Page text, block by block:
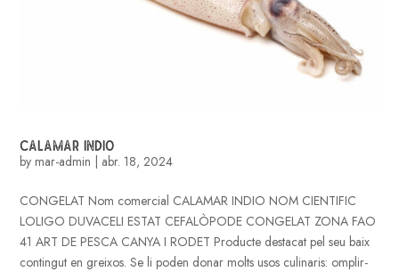
CALAMAR INDIO
bymar-admin | abr. 18, 2024
CONGELAT Nom comercial CALAMAR INDIO NOM CIENTIFIC
LOLIGO DUVACELI ESTAT CEFALÒPODE CONGELAT ZONA FAO
41 ART DE PESCA CANYA I RODET Producte destacat pel seu baix
contingut en greixos. Se li poden donar molts usos culinaris: omplir-